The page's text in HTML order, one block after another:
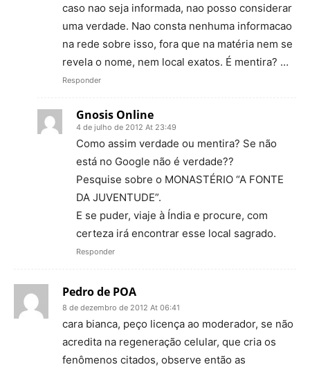
caso nao seja informada, nao posso considerar
uma verdade. Nao consta nenhuma informacao
na rede sobre isso, fora que na matéria nem se
revela o nome, nem local exatos. É mentira? …
Responder
Gnosis Online
4 de julho de 2012 At 23:49
Como assim verdade ou mentira? Se não
está no Google não é verdade??
Pesquise sobre o MONASTÉRIO “A FONTE
DA JUVENTUDE”.
E se puder, viaje à Índia e procure, com
certeza irá encontrar esse local sagrado.
Responder
Pedro de POA
8 de dezembro de 2012 At 06:41
cara bianca, peço licença ao moderador, se não
acredita na regeneração celular, que cria os
fenômenos citados, observe então as